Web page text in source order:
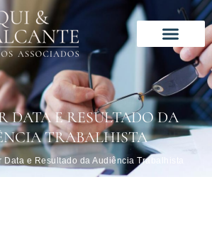
DATA E RESULTADO DA
TRABALHISTA
Data e Resultado da Audiência Trabalhista